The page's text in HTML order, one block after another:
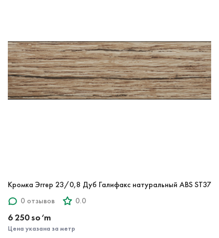
Кромка Эггер 23/0,8 Дуб Галифакс натуральный ABS ST37
0 отзывов
0.0
6 250 so‘m
Цена указана за метр